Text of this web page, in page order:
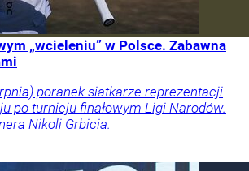
„wcieleniu” w Polsce. Zabawna
poranek siatkarze reprezentacji
po turnieju finałowym Ligi Narodów.
Nikoli Grbicia.